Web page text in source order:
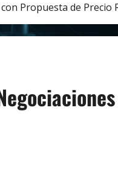
Propuesta de Precio